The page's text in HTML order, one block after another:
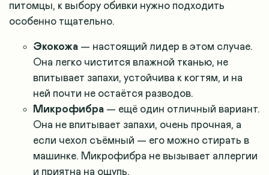
питомцы, к выбору обивки нужно подходить
особенно тщательно.
Экокожа — настоящий лидер в этом случае.
Она легко чистится влажной тканью, не
впитывает запахи, устойчива к когтям, и на
ней почти не остаётся разводов.
Микрофибра — ещё один отличный вариант.
Она не впитывает запахи, очень прочная, а
если чехол съёмный — его можно стирать в
машинке. Микрофибра не вызывает аллергии
и приятна на ощупь.